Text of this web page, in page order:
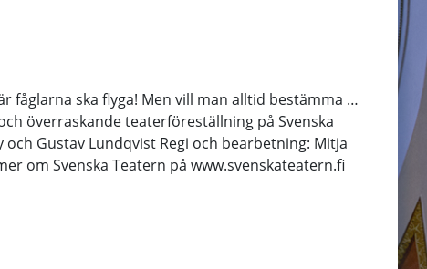
fåglarna ska flyga! Men vill man alltid bestämma …
överraskande teaterföreställning på Svenska
Gustav Lundqvist Regi och bearbetning: Mitja
om Svenska Teatern på www.svenskateatern.fi